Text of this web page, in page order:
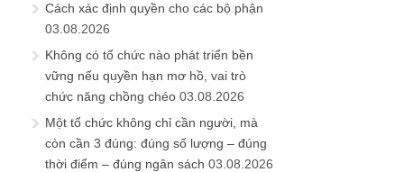
Cách xác định quyền cho các bộ phận
03.08.2026
Không có tổ chức nào phát triển bền
vững nếu quyền hạn mơ hồ, vai trò
chức năng chồng chéo 03.08.2026
Một tổ chức không chỉ cần người, mà
còn cần 3 đúng: đúng số lượng – đúng
thời điểm – đúng ngân sách 03.08.2026